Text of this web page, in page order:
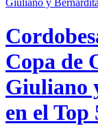
Copa de
Giuliano
en el Top